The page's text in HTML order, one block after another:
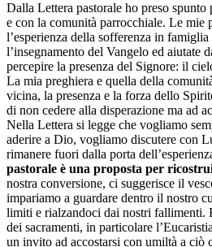
Dalla Lettera pastorale ho preso spunto
e con la comunità parrocchiale. Le mie
l’esperienza della sofferenza in
l’insegnamento del Vangelo ed aiutate
percepire la presenza del Signore: il
La mia preghiera e quella della
vicina, la presenza e la forza dello
di non cedere alla disperazione ma ad
Nella Lettera si legge che vogliamo
aderire a Dio, vogliamo discutere con
rimanere fuori dalla porta
pastorale è una proposta per
nostra conversione, ci suggerisce il
impariamo a guardare dentro il nostro
limiti e rialzandoci dai nostri fallimenti.
dei sacramenti, in particolare
un invito ad accostarsi con umiltà a ciò